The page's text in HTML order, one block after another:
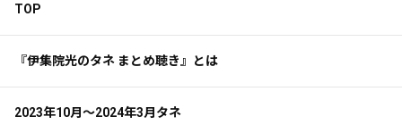
TOP
『伊集院光のタネ まとめ聴き』とは
2023年10月～2024年3月タネ